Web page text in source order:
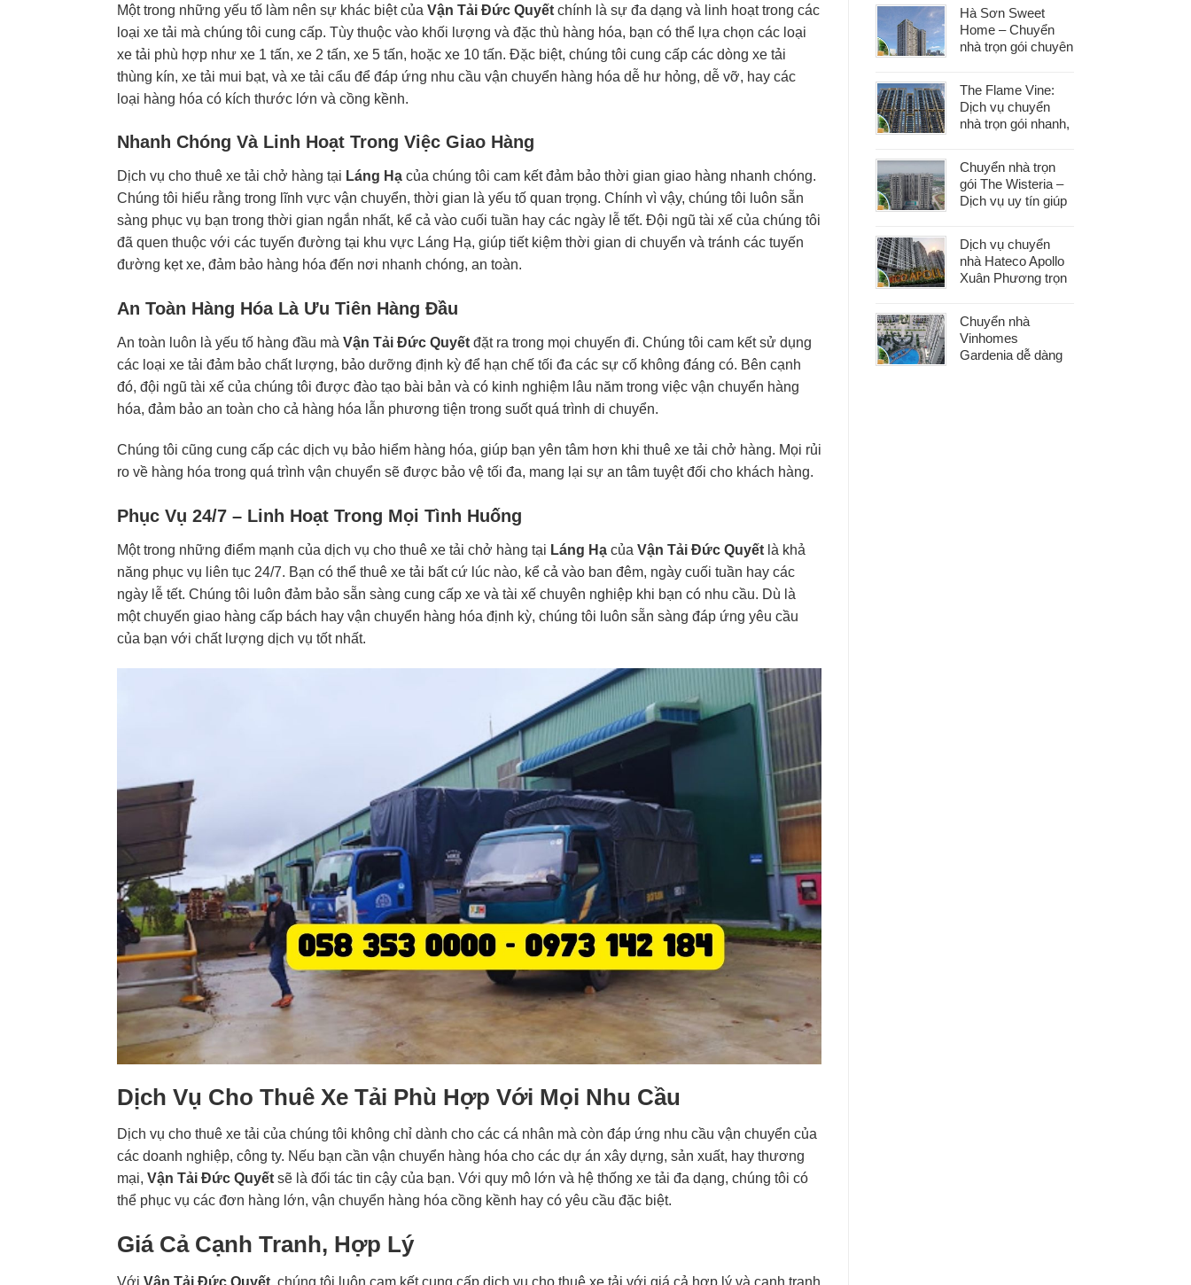
Một trong những yếu tố làm nên sự khác biệt của Vận Tải Đức Quyết chính là sự đa dạng và linh hoạt trong các
loại xe tải mà chúng tôi cung cấp. Tùy thuộc vào khối lượng và đặc thù hàng hóa, bạn có thể lựa chọn các loại
xe tải phù hợp như xe 1 tấn, xe 2 tấn, xe 5 tấn, hoặc xe 10 tấn. Đặc biệt, chúng tôi cung cấp các dòng xe tải
thùng kín, xe tải mui bạt, và xe tải cẩu để đáp ứng nhu cầu vận chuyển hàng hóa dễ hư hỏng, dễ vỡ, hay các
loại hàng hóa có kích thước lớn và cồng kềnh.
Nhanh Chóng Và Linh Hoạt Trong Việc Giao Hàng
Dịch vụ cho thuê xe tải chở hàng tại Láng Hạ của chúng tôi cam kết đảm bảo thời gian giao hàng nhanh chóng.
Chúng tôi hiểu rằng trong lĩnh vực vận chuyển, thời gian là yếu tố quan trọng. Chính vì vậy, chúng tôi luôn sẵn
sàng phục vụ bạn trong thời gian ngắn nhất, kể cả vào cuối tuần hay các ngày lễ tết. Đội ngũ tài xế của chúng tôi
đã quen thuộc với các tuyến đường tại khu vực Láng Hạ, giúp tiết kiệm thời gian di chuyển và tránh các tuyến
đường kẹt xe, đảm bảo hàng hóa đến nơi nhanh chóng, an toàn.
An Toàn Hàng Hóa Là Ưu Tiên Hàng Đầu
An toàn luôn là yếu tố hàng đầu mà Vận Tải Đức Quyết đặt ra trong mọi chuyến đi. Chúng tôi cam kết sử dụng
các loại xe tải đảm bảo chất lượng, bảo dưỡng định kỳ để hạn chế tối đa các sự cố không đáng có. Bên cạnh
đó, đội ngũ tài xế của chúng tôi được đào tạo bài bản và có kinh nghiệm lâu năm trong việc vận chuyển hàng
hóa, đảm bảo an toàn cho cả hàng hóa lẫn phương tiện trong suốt quá trình di chuyển.
Chúng tôi cũng cung cấp các dịch vụ bảo hiểm hàng hóa, giúp bạn yên tâm hơn khi thuê xe tải chở hàng. Mọi rủi
ro về hàng hóa trong quá trình vận chuyển sẽ được bảo vệ tối đa, mang lại sự an tâm tuyệt đối cho khách hàng.
Phục Vụ 24/7 – Linh Hoạt Trong Mọi Tình Huống
Một trong những điểm mạnh của dịch vụ cho thuê xe tải chở hàng tại Láng Hạ của Vận Tải Đức Quyết là khả
năng phục vụ liên tục 24/7. Bạn có thể thuê xe tải bất cứ lúc nào, kể cả vào ban đêm, ngày cuối tuần hay các
ngày lễ tết. Chúng tôi luôn đảm bảo sẵn sàng cung cấp xe và tài xế chuyên nghiệp khi bạn có nhu cầu. Dù là
một chuyến giao hàng cấp bách hay vận chuyển hàng hóa định kỳ, chúng tôi luôn sẵn sàng đáp ứng yêu cầu
của bạn với chất lượng dịch vụ tốt nhất.
Dịch Vụ Cho Thuê Xe Tải Phù Hợp Với Mọi Nhu Cầu
Dịch vụ cho thuê xe tải của chúng tôi không chỉ dành cho các cá nhân mà còn đáp ứng nhu cầu vận chuyển của
các doanh nghiệp, công ty. Nếu bạn cần vận chuyển hàng hóa cho các dự án xây dựng, sản xuất, hay thương
mại, Vận Tải Đức Quyết sẽ là đối tác tin cậy của bạn. Với quy mô lớn và hệ thống xe tải đa dạng, chúng tôi có
thể phục vụ các đơn hàng lớn, vận chuyển hàng hóa cồng kềnh hay có yêu cầu đặc biệt.
Giá Cả Cạnh Tranh, Hợp Lý
Với Vận Tải Đức Quyết, chúng tôi luôn cam kết cung cấp dịch vụ cho thuê xe tải với giá cả hợp lý và cạnh tranh
Hà Sơn Sweet
Home – Chuyển
nhà trọn gói chuyên
khâu
The Flame Vine:
Dịch vụ chuyển
nhà trọn gói nhanh,
Chuyển nhà trọn
gói The Wisteria –
Dịch vụ uy tín giúp
phát sinh
Dịch vụ chuyển
nhà Hateco Apollo
Xuân Phương trọn
Chuyển nhà
Vinhomes
Gardenia dễ dàng